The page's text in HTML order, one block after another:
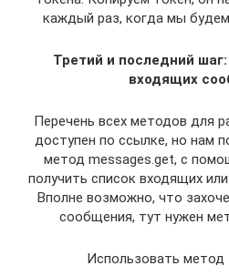
каждый раз, когда мы
Третий и последний
входящих
Перечень всех методов для
доступен по ссылке, но нам
метод messages.get, с
получить список входящих
Вполне возможно, что
сообщения, тут нужен
Использовать метод